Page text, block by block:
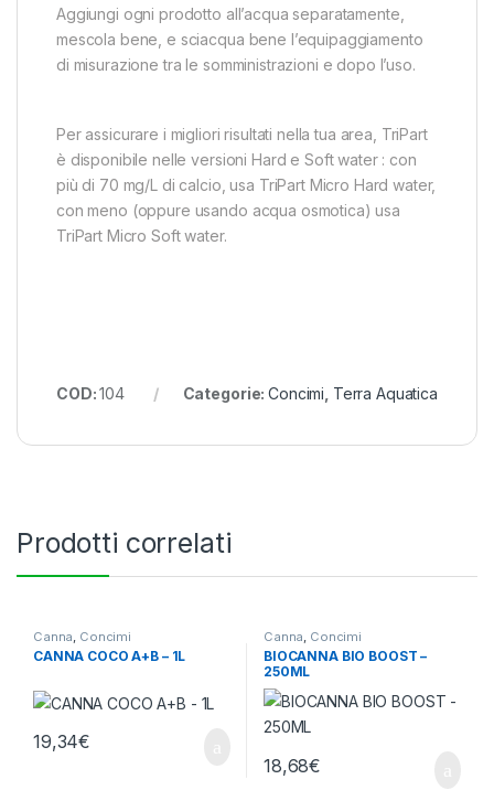
Aggiungi ogni prodotto all’acqua separatamente,
mescola bene, e sciacqua bene l’equipaggiamento
di misurazione tra le somministrazioni e dopo l’uso.
Per assicurare i migliori risultati nella tua area, TriPart
è disponibile nelle versioni Hard e Soft water : con
più di 70 mg/L di calcio, usa TriPart Micro Hard water,
con meno (oppure usando acqua osmotica) usa
TriPart Micro Soft water.
COD:104 Categorie:Concimi Terra Aquatica
Prodotti correlati
Canna Concimi
CANNA COCO A+B – 1L
19,34€
Canna Concimi
BIOCANNA BIO BOOST –
250ML
18,68€